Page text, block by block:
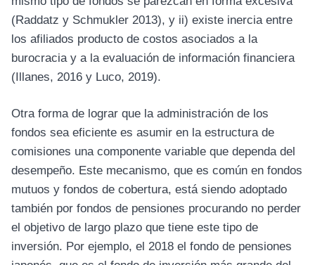
(Raddatz y Schmukler 2013), y ii) existe inercia entre
los afiliados producto de costos asociados a la
burocracia y a la evaluación de información financiera
(Illanes, 2016 y Luco, 2019).
Otra forma de lograr que la administración de los
fondos sea eficiente es asumir en la estructura de
comisiones una componente variable que dependa del
desempeño. Este mecanismo, que es común en fondos
mutuos y fondos de cobertura, está siendo adoptado
también por fondos de pensiones procurando no perder
el objetivo de largo plazo que tiene este tipo de
inversión. Por ejemplo, el 2018 el fondo de pensiones